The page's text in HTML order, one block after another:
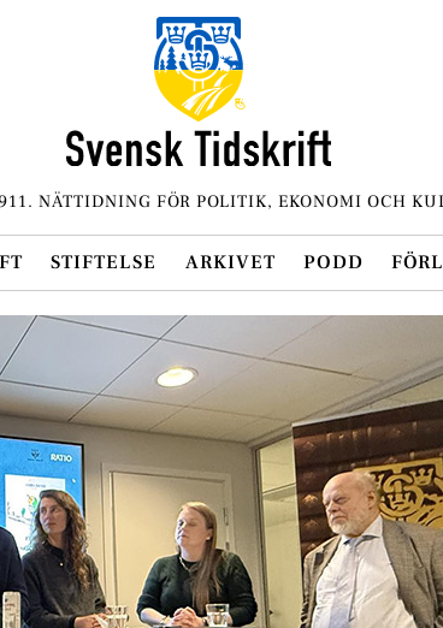
NÄTTIDNING FÖR POLITIK, EKONOMI OCH
STIFTELSE ARKIVET PODD